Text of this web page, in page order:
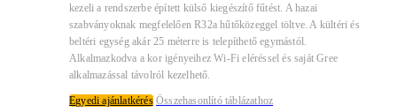
kezeli a rendszerbe épített külső kiegészítő fűtést. A hazai
szabványoknak megfelelően R32a hűtőközeggel töltve. A kültéri és
beltéri egység akár 25 méterre is telepíthető egymástól.
Alkalmazkodva a kor igényeihez Wi-Fi eléréssel és saját Gree
alkalmazással távolról kezelhető.
Egyedi ajánlatkérés Összehasonlító táblázathoz